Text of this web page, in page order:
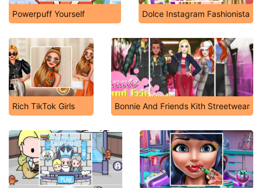
Powerpuff Yourself Dolce Instagram Fashionista
Rich TikTok Girls Bonnie And Friends Kith Streetwear